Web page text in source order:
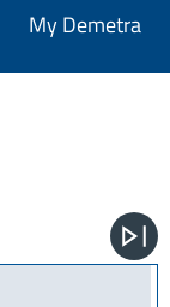
My Demetra